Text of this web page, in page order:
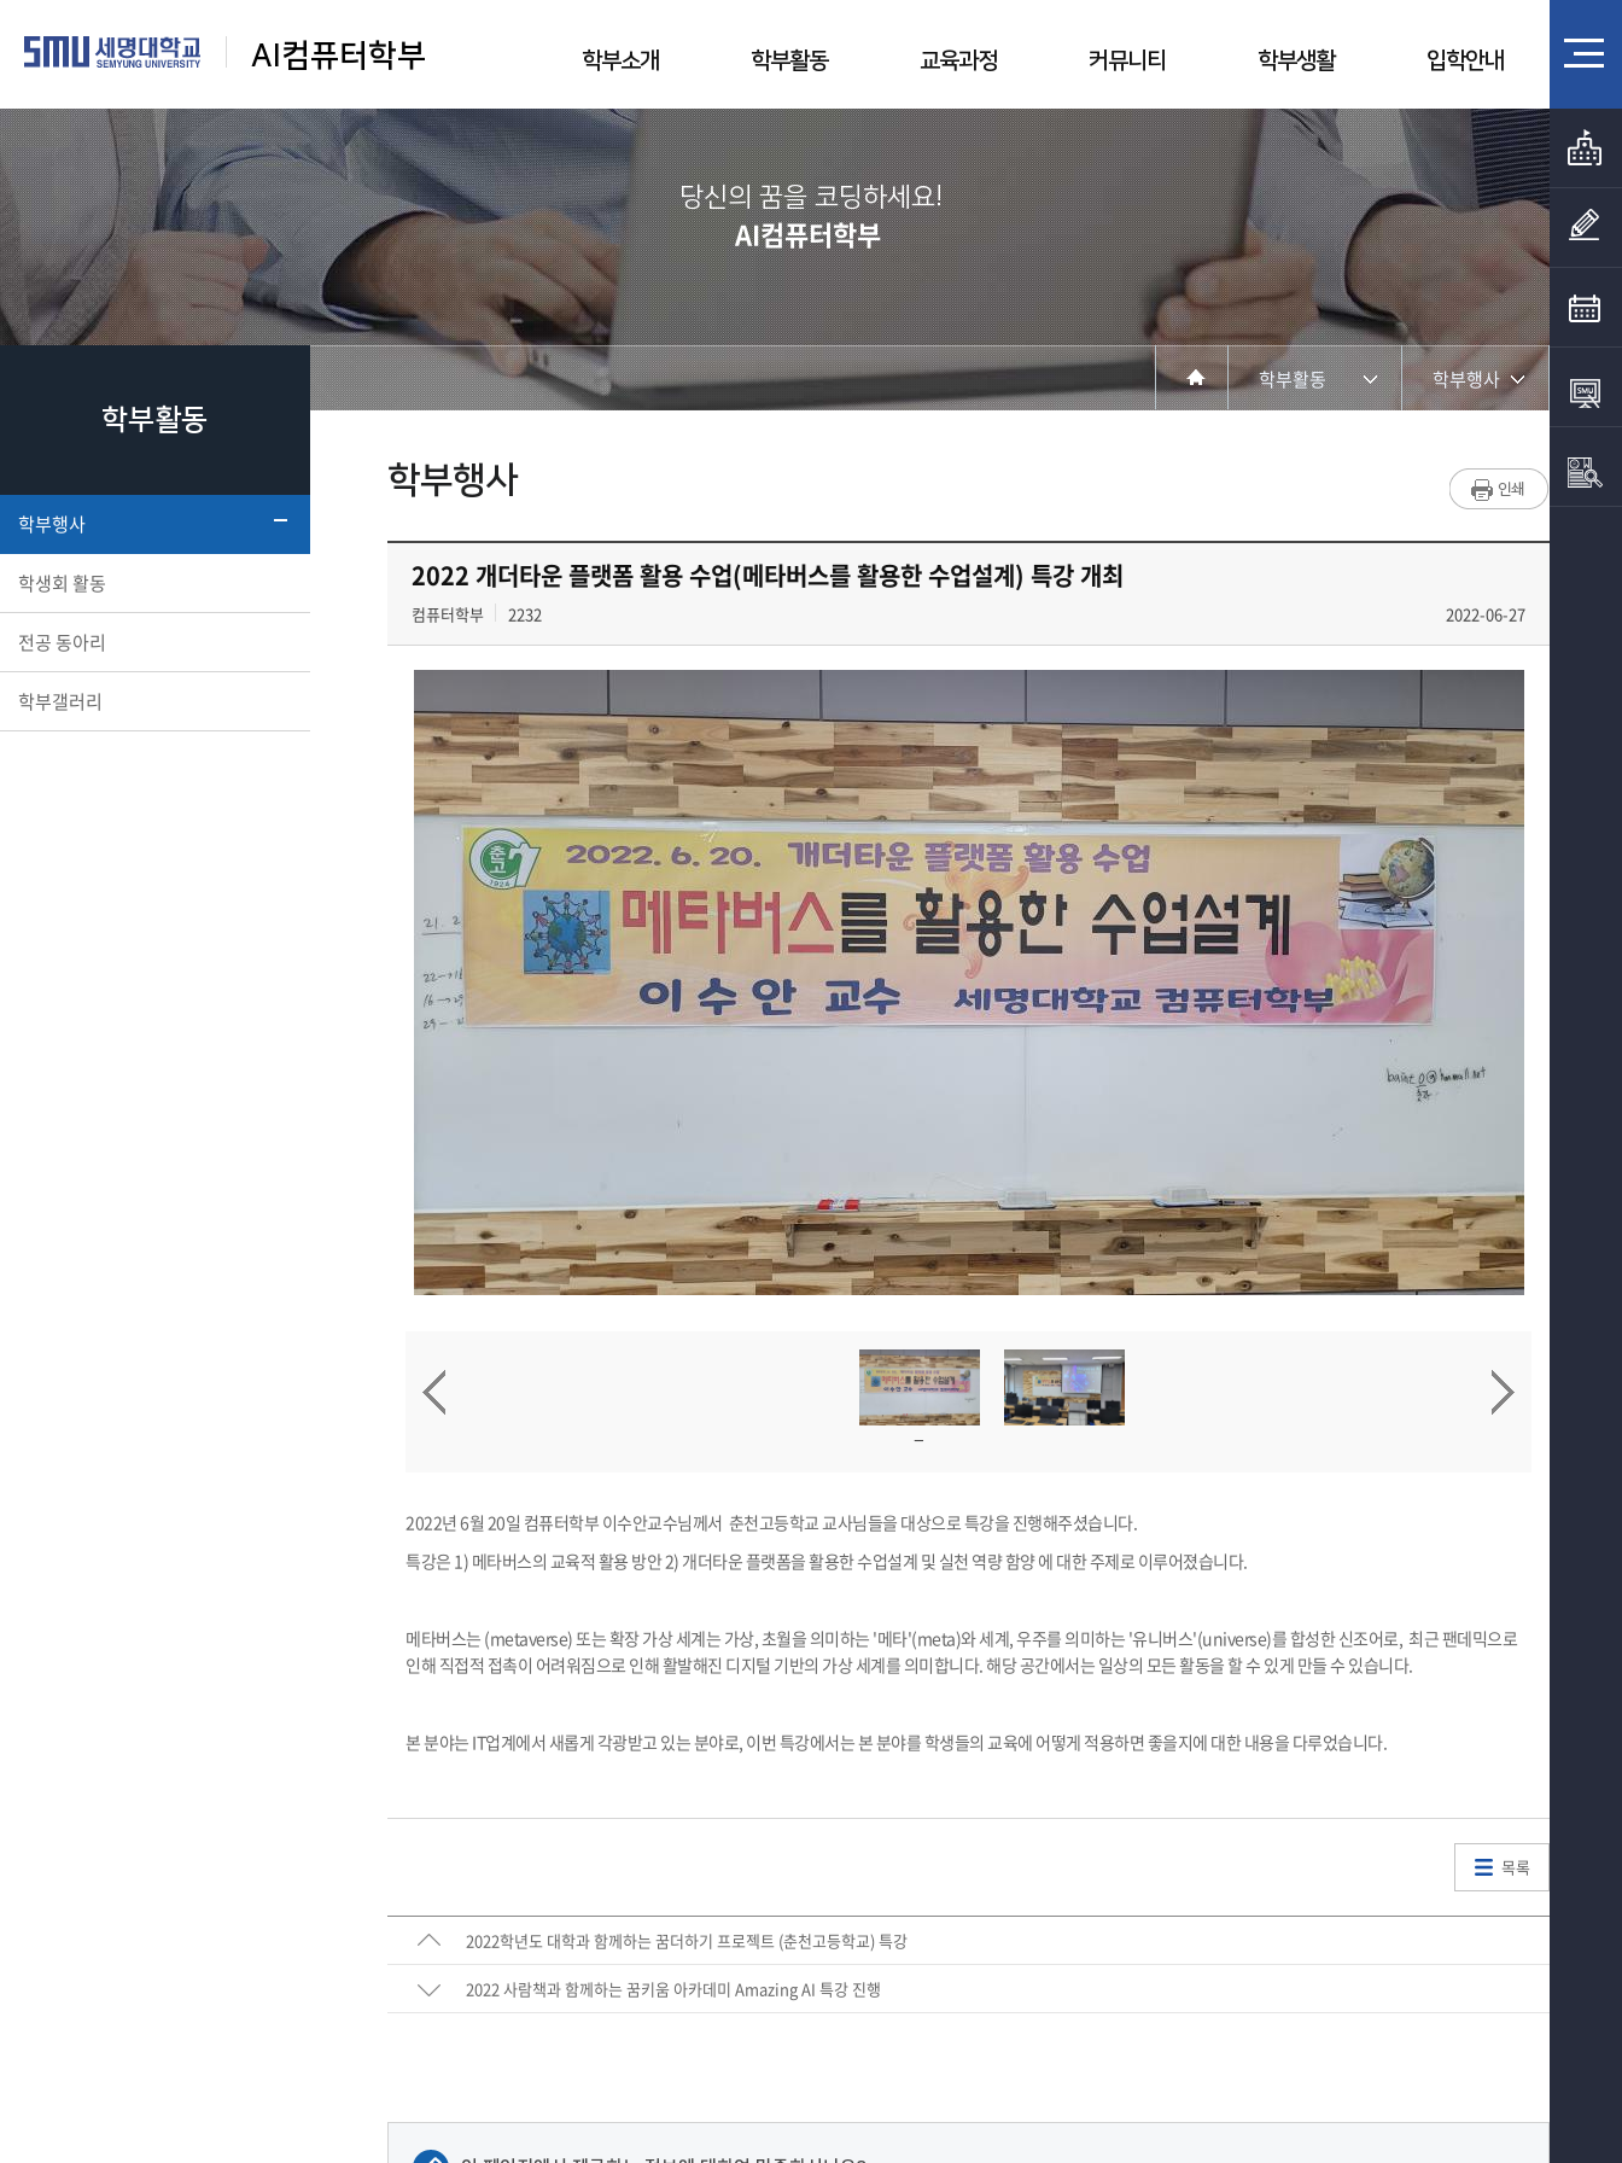
AI컴퓨터학부 학부소개 학부활동 교육과정 커뮤니티 학부생활 입학안내
당신의 꿈을 코딩하세요!
AI컴퓨터학부
학부활동
학부행사
학생회 활동
전공 동아리
학부갤러리
학부활동
교육과정
홈페이지가이드
학부행사
학생회 활동
전공 동아리
학부갤러리
학부행사
2022 개더타운 플랫폼 활용 수업(메타버스를 활용한 수업설계) 특강 개최
컴퓨터학부 2232 2022-06-27
2022년 6월 20일 컴퓨터학부 이수안교수님께서 춘천고등학교 교사님들을 대상으로 특강을 진행해주셨습니다.
특강은 1) 메타버스의 교육적 활용 방안 2) 개더타운 플랫폼을 활용한 수업설계 및 실천 역량 함양 에 대한 주제로 이루어졌습니다.
메타버스는 (metaverse) 또는 확장 가상 세계는 가상, 초월을 의미하는 '메타'(meta)와 세계, 우주를 의미하는 '유니버스'(universe)를 합성한 신조어로, 최근 팬데믹으로
인해 직접적 접촉이 어려워짐으로 인해 활발해진 디지털 기반의 가상 세계를 의미합니다. 해당 공간에서는 일상의 모든 활동을 할 수 있게 만들 수 있습니다.
본 분야는 IT업계에서 새롭게 각광받고 있는 분야로, 이번 특강에서는 본 분야를 학생들의 교육에 어떻게 적용하면 좋을지에 대한 내용을 다루었습니다.
목록
2022학년도 대학과 함께하는 꿈더하기 프로젝트 (춘천고등학교) 특강
2022 사람책과 함께하는 꿈키움 아카데미 Amazing AI 특강 진행